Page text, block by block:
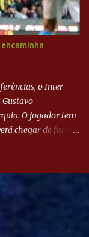
o Inter
O jogador tem
chegar de forma
da
em 2020.
seja
Atualmente, na